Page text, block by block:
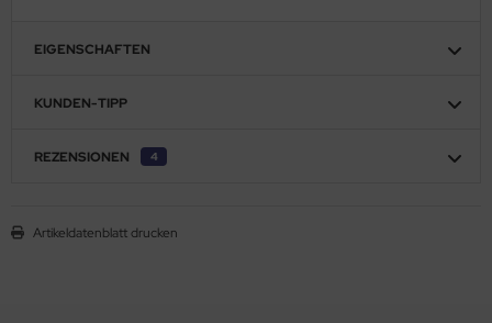
EIGENSCHAFTEN
KUNDEN-TIPP
REZENSIONEN 4
Artikeldatenblatt drucken